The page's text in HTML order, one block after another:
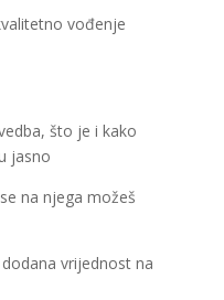
vođenje
što je i kako
jasno
na njega možeš
vrijednost na